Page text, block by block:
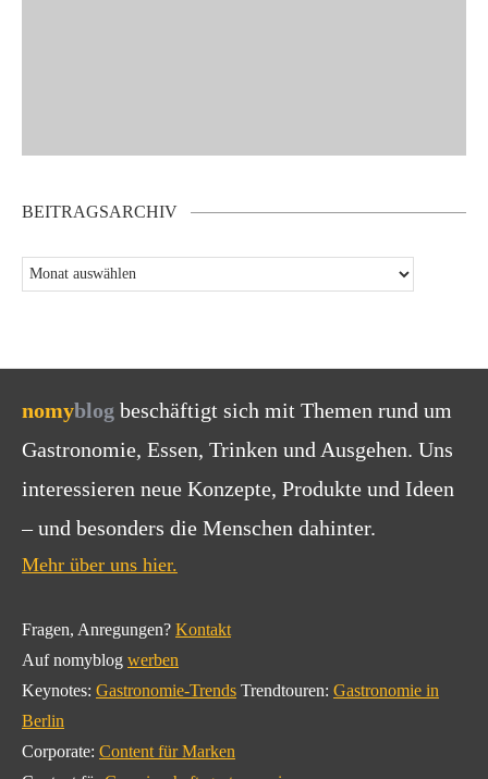
BEITRAGSARCHIV
nomyblog beschäftigt sich mit Themen rund um
Gastronomie, Essen, Trinken und Ausgehen. Uns
interessieren neue Konzepte, Produkte und Ideen
– und besonders die Menschen dahinter.
Mehr über uns hier.
Fragen, Anregungen? Kontakt
Auf nomyblog werben
Keynotes: Gastronomie-Trends Trendtouren: Gastronomie in
Berlin
Corporate: Content für Marken